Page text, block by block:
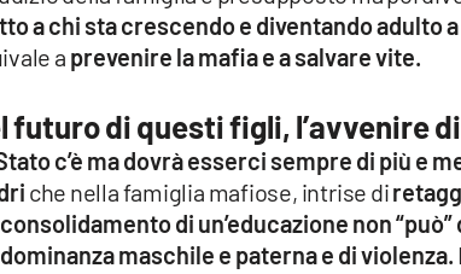
a chi sta crescendo e diventando adulto
a prevenire la mafia e a salvare vite.
futuro di questi figli, l’avvenire
c’è ma dovrà esserci sempre di più e
che nella famiglia mafiose, intrise di
di un’educazione non
maschile e paterna e di violenza.